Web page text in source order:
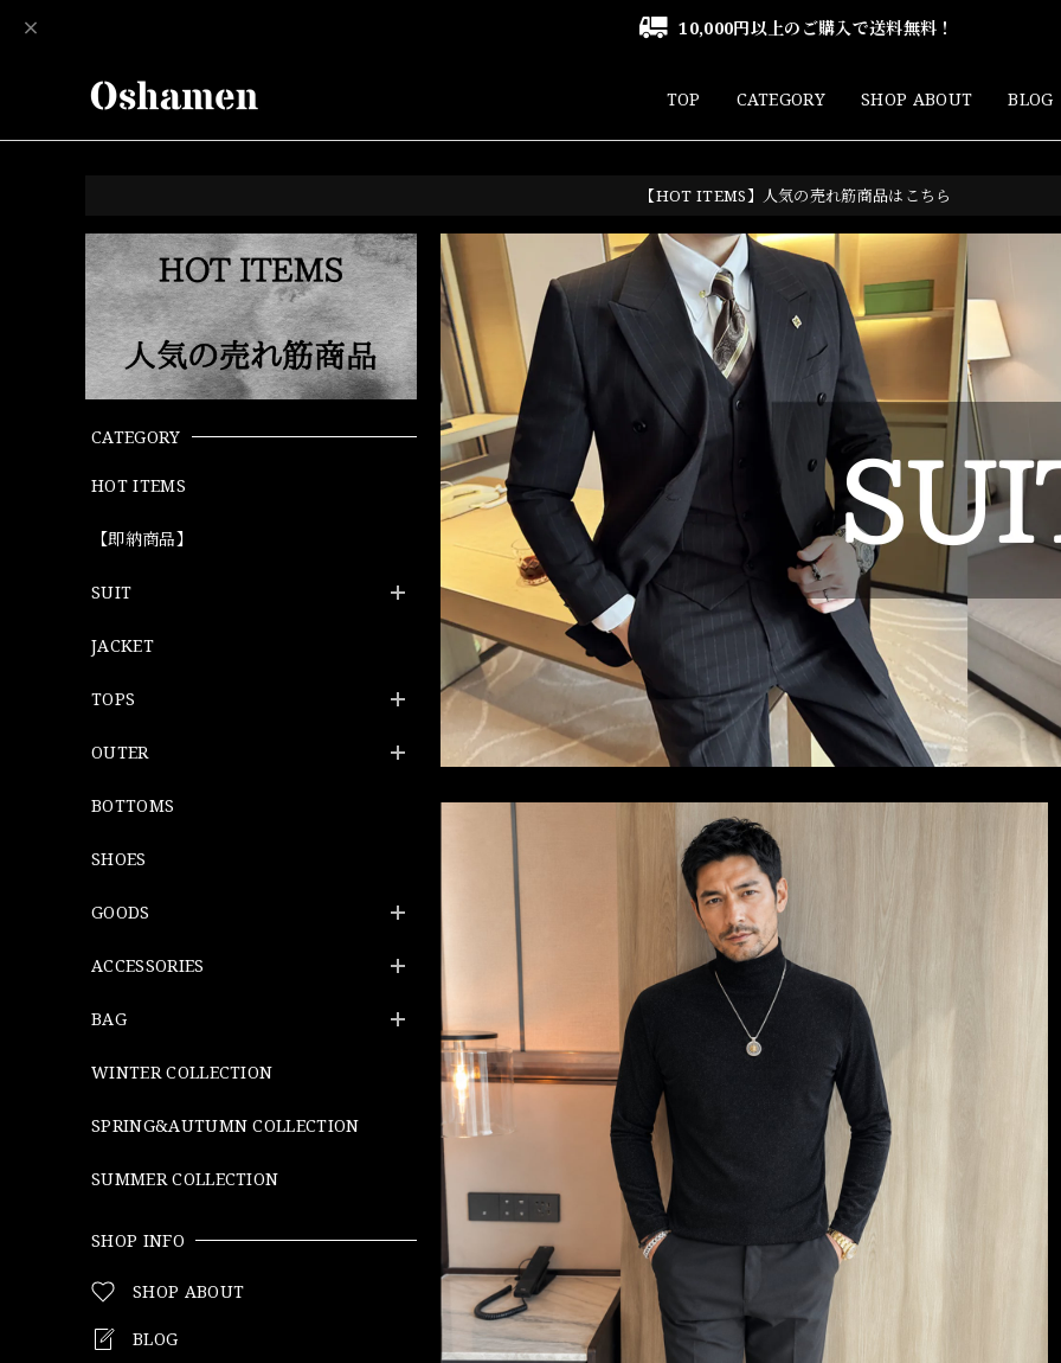
10,000円以上のご購入で送料無料！
TOP CATEGORY SHOP ABOUT BLOG
【HOT ITEMS】人気の売れ筋商品はこちら
CATEGORY
HOT ITEMS
【即納商品】
SUIT
JACKET
TOPS
OUTER
BOTTOMS
SHOES
GOODS
ACCESSORIES
BAG
WINTER COLLECTION
SPRING&AUTUMN COLLECTION
SUMMER COLLECTION
SHOP INFO
SHOP ABOUT
BLOG